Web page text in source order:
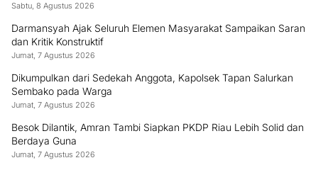
Sabtu, 8 Agustus 2026
Darmansyah Ajak Seluruh Elemen Masyarakat Sampaikan Saran
dan Kritik Konstruktif
Jumat, 7 Agustus 2026
Dikumpulkan dari Sedekah Anggota, Kapolsek Tapan Salurkan
Sembako pada Warga
Jumat, 7 Agustus 2026
Besok Dilantik, Amran Tambi Siapkan PKDP Riau Lebih Solid dan
Berdaya Guna
Jumat, 7 Agustus 2026